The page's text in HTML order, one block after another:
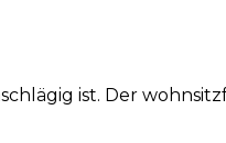
ist. Der